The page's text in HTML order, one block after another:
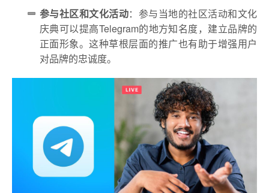
参与社区和文化活动：参与当地的社区活动和文化
庆典可以提高Telegram的地方知名度，建立品牌的
正面形象。这种草根层面的推广也有助于增强用户
对品牌的忠诚度。